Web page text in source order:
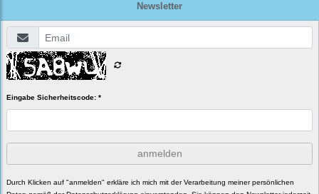
Newsletter
Eingabe Sicherheitscode: *
anmelden
Durch Klicken auf "anmelden" erkläre ich mich mit der Verarbeitung meiner persönlichen